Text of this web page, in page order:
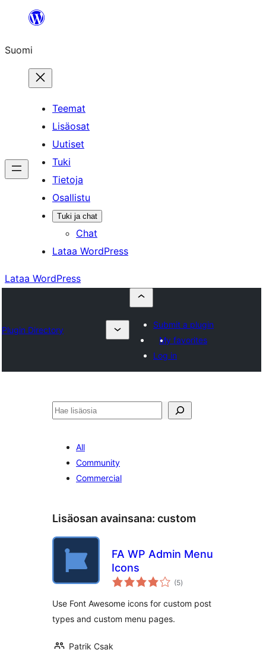
Suomi
Teemat
Lisäosat
Uutiset
Tuki
Tietoja
Osallistu
Tuki ja chat
Chat
Lataa WordPress
Lataa WordPress
Plugin Directory
Submit a plugin
My favorites
Log in
Etsi
All
Community
Commercial
Lisäosan avainsana: custom
FA WP Admin Menu
Icons
(5arvosanat
yhteensä
)
Use Font Awesome icons for custom post
types and custom menu pages.
Patrik Csak